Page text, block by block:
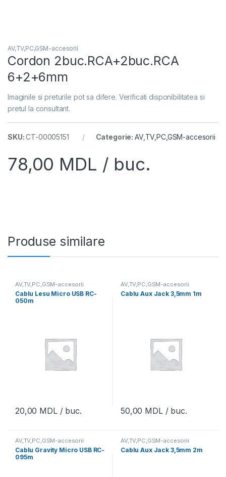
AV,TV,PC,GSM-accesorii
Cordon 2buc.RCA+2buc.RCA
6+2+6mm
Imaginile si preturile pot sa difere. Verificati disponibilitatea si
pretul la consultant.
SKU:CT-00005151 Categorie: AV,TV,PC,GSM-accesorii
78,00 MDL / buc.
Produse similare
AV,TV,PC,GSM-accesorii
Cablu Lesu Micro USB RC-
050m
20,00 MDL/ buc.
AV,TV,PC,GSM-accesorii
Cablu Aux Jack 3,5mm 1m
50,00 MDL/ buc.
AV,TV,PC,GSM-accesorii
Cablu Gravity Micro USB RC-
095m
AV,TV,PC,GSM-accesorii
Cablu Aux Jack 3,5mm 2m